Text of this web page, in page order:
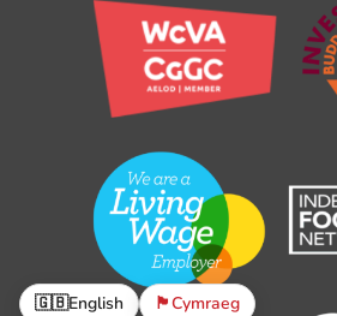
🇬🇧English 🏴󠁧󠁢󠁷󠁬󠁳󠁿Cymraeg